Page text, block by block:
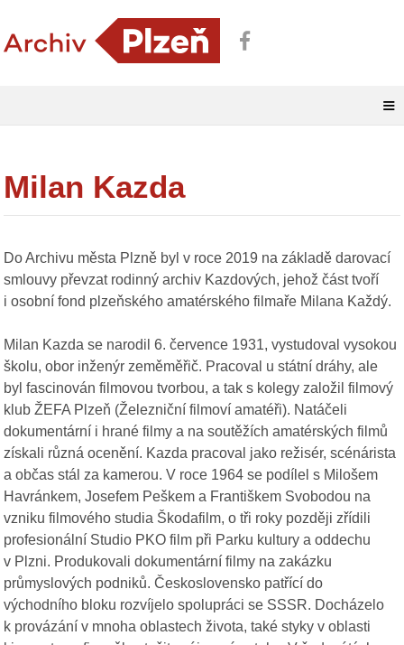
≡
Milan Kazda
Do Archivu města Plzně byl v roce 2019 na základě darovací
smlouvy převzat rodinný archiv Kazdových, jehož část tvoří
i osobní fond plzeňského amatérského filmaře Milana Každý.
Milan Kazda se narodil 6. července 1931, vystudoval vysokou
školu, obor inženýr zeměměřič. Pracoval u státní dráhy, ale
byl fascinován filmovou tvorbou, a tak s kolegy založil filmový
klub ŽEFA Plzeň (Železniční filmoví amatéři). Natáčeli
dokumentární i hrané filmy a na soutěžích amatérských filmů
získali různá ocenění. Kazda pracoval jako režisér, scénárista
a občas stál za kamerou. V roce 1964 se podílel s Milošem
Havránkem, Josefem Peškem a Františkem Svobodou na
vzniku filmového studia Škodafilm, o tři roky později zřídili
profesionální Studio PKO film při Parku kultury a oddechu
v Plzni. Produkovali dokumentární filmy na zakázku
průmyslových podniků. Československo patřící do
východního bloku rozvíjelo spolupráci se SSSR. Docházelo
k provázání v mnoha oblastech života, také styky v oblasti